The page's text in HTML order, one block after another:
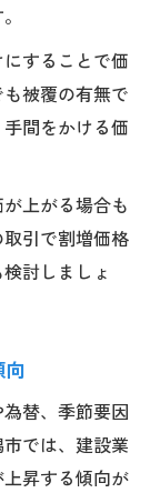
することで価
被覆の有無で
間をかける価
上がる場合も
引で割増価格
討しましょ
向
替、季節要因
では、建設業
昇する傾向が